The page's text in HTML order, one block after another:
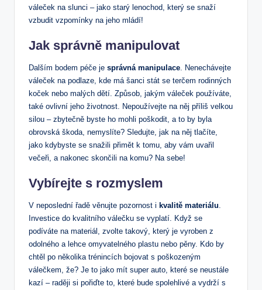
váleček na slunci – jako starý lenochod, který se snaží
vzbudit vzpomínky na jeho mládí!
Jak správně manipulovat
Dalším bodem péče je správná manipulace. Nenechávejte
váleček na podlaze, kde má šanci stát se terčem rodinných
koček nebo malých dětí. Způsob, jakým váleček používáte,
také ovlivní jeho životnost. Nepoužívejte na něj příliš velkou
silou – zbytečně byste ho mohli poškodit, a to by byla
obrovská škoda, nemyslíte? Sledujte, jak na něj tlačíte,
jako kdybyste se snažili přimět k tomu, aby vám uvařil
večeři, a nakonec skončili na komu? Na sebe!
Vybírejte s rozmyslem
V neposlední řadě věnujte pozornost i kvalitě materiálu.
Investice do kvalitního válečku se vyplatí. Když se
podíváte na materiál, zvolte takový, který je vyroben z
odolného a lehce omyvatelného plastu nebo pěny. Kdo by
chtěl po několika trénincích bojovat s poškozeným
válečkem, že? Je to jako mít super auto, které se neustále
kazí – raději si pořiďte to, které bude spolehlivé a vydrží s